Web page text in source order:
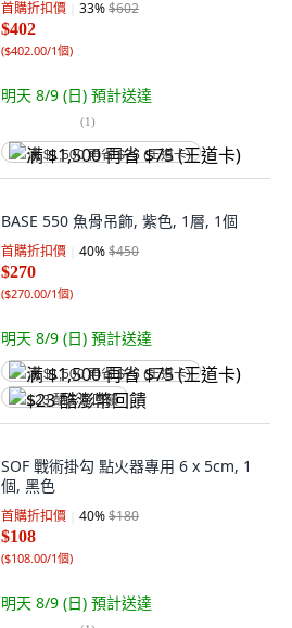
首購折扣價 33%$602
$402
($402.00/1個)
明天 8/9 (日) 預計送達
(1)
满 $1,500 再省 $75 (王道卡)
BASE 550 魚骨吊飾, 紫色, 1層, 1個
首購折扣價 40%$450
$270
($270.00/1個)
明天 8/9 (日) 預計送達
满 $1,500 再省 $75 (王道卡)
$23 酷澎幣回饋
SOF 戰術掛勾 點火器專用 6 x 5cm, 1
個, 黑色
首購折扣價 40%$180
$108
($108.00/1個)
明天 8/9 (日) 預計送達